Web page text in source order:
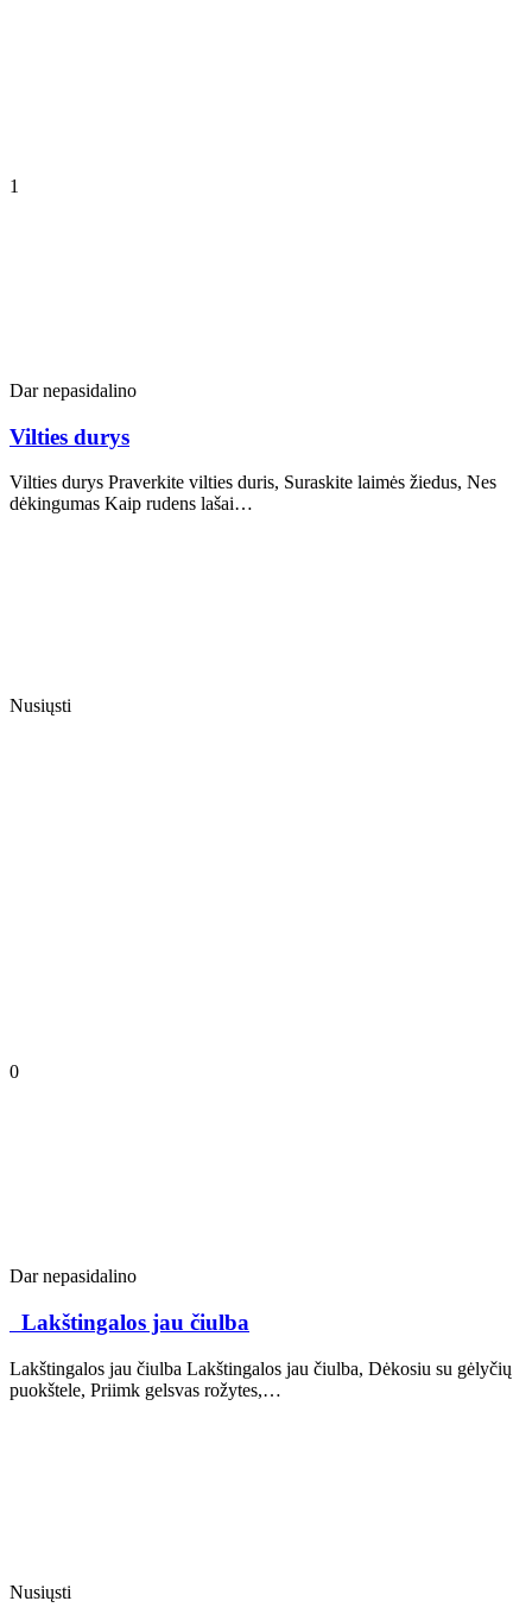
1
Dar nepasidalino
Vilties durys
Vilties durys Praverkite vilties duris, Suraskite laimės žiedus, Nes
dėkingumas Kaip rudens lašai…
Nusiųsti
0
Dar nepasidalino
Lakštingalos jau čiulba
Lakštingalos jau čiulba Lakštingalos jau čiulba, Dėkosiu su gėlyčių
puokštele, Priimk gelsvas rožytes,…
Nusiųsti